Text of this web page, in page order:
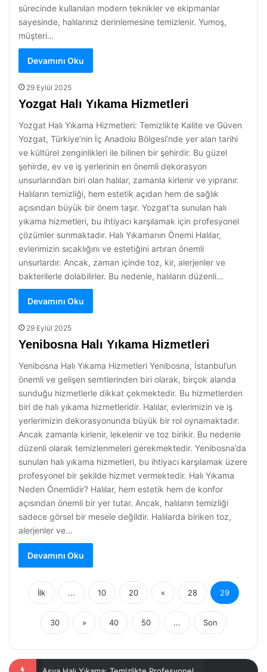
sürecinde kullanılan modern teknikler ve ekipmanlar
sayesinde, halılarınız derinlemesine temizlenir. Yumoş,
müşteri…
Devamını Oku
29 Eylül 2025
Yozgat Halı Yıkama Hizmetleri
Yozgat Halı Yıkama Hizmetleri: Temizlikte Kalite ve Güven
Yozgat, Türkiye’nin İç Anadolu Bölgesi’nde yer alan tarihi
ve kültürel zenginlikleri ile bilinen bir şehirdir. Bu güzel
şehirde, ev ve iş yerlerinin en önemli dekorasyon
unsurlarından biri olan halılar, zamanla kirlenir ve yıpranır.
Halıların temizliği, hem estetik açıdan hem de sağlık
açısından büyük bir önem taşır. Yozgat’ta sunulan halı
yıkama hizmetleri, bu ihtiyacı karşılamak için profesyonel
çözümler sunmaktadır. Halı Yıkamanın Önemi Halılar,
evlerimizin sıcaklığını ve estetiğini artıran önemli
unsurlardır. Ancak, zaman içinde toz, kir, alerjenler ve
bakterilerle dolabilirler. Bu nedenle, halıların düzenli…
Devamını Oku
29 Eylül 2025
Yenibosna Halı Yıkama Hizmetleri
Yenibosna Halı Yıkama Hizmetleri Yenibosna, İstanbul’un
önemli ve gelişen semtlerinden biri olarak, birçok alanda
sunduğu hizmetlerle dikkat çekmektedir. Bu hizmetlerden
biri de halı yıkama hizmetleridir. Halılar, evlerimizin ve iş
yerlerimizin dekorasyonunda büyük bir rol oynamaktadır.
Ancak zamanla kirlenir, lekelenir ve toz birikir. Bu nedenle
düzenli olarak temizlenmeleri gerekmektedir. Yenibosna’da
sunulan halı yıkama hizmetleri, bu ihtiyacı karşılamak üzere
profesyonel bir şekilde hizmet vermektedir. Halı Yıkama
Neden Önemlidir? Halılar, hem estetik hem de konfor
açısından önemli bir yer tutar. Ancak, halıların temizliği
sadece görsel bir mesele değildir. Halılarda biriken toz,
alerjenler ve…
Devamını Oku
İlk ... 10 20 « 28 29
30 » 40 50 ... Son
İpek Halı Yıkama Hizmetleri Kuşadası’nda